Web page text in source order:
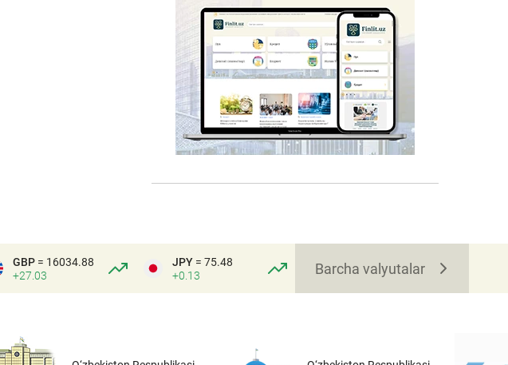
GBP = 16034.88
+27.03
JPY = 75.48
+0.13
Barcha valyutalar